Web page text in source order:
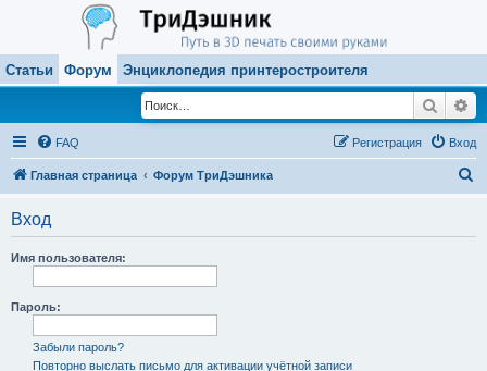
Статьи Форум Энциклопедия принтеростроителя
Поиск
FAQ Вход
Регистрация
Главная страница Форум ТриДэшника
Вход
Имя пользователя:
Пароль:
Забыли пароль?
Повторно выслать письмо для активации учётной записи